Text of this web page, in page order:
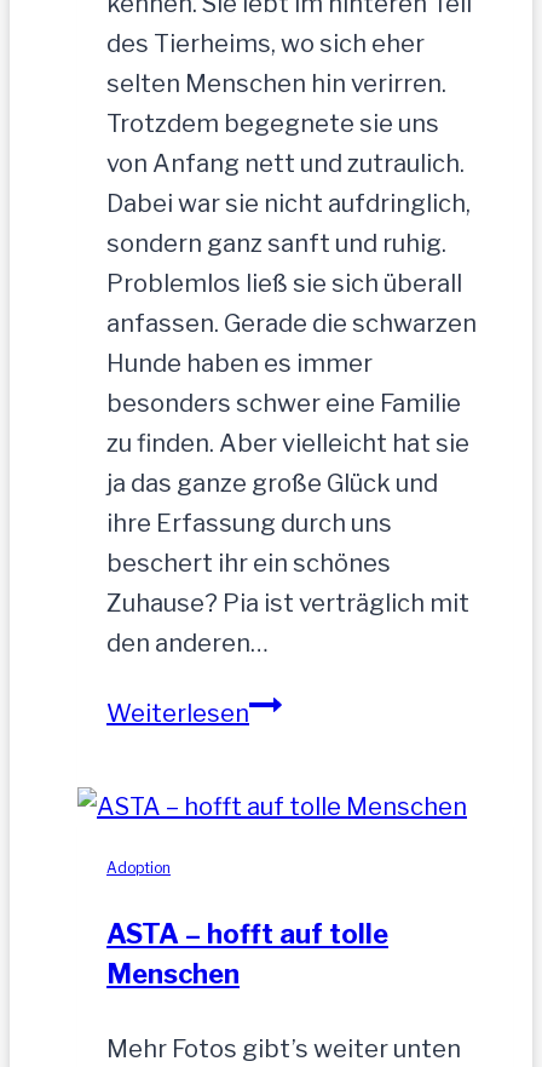
des Tierheims, wo sich eher
selten Menschen hin verirren.
Trotzdem begegnete sie uns
von Anfang nett und zutraulich.
Dabei war sie nicht aufdringlich,
sondern ganz sanft und ruhig.
Problemlos ließ sie sich überall
anfassen. Gerade die schwarzen
Hunde haben es immer
besonders schwer eine Familie
zu finden. Aber vielleicht hat sie
ja das ganze große Glück und
ihre Erfassung durch uns
beschert ihr ein schönes
Zuhause? Pia ist verträglich mit
den anderen…
WeiterlesenPIA-
cm
Adoption
ASTA – hofft auf tolle
Menschen
Mehr Fotos gibt’s weiter unten